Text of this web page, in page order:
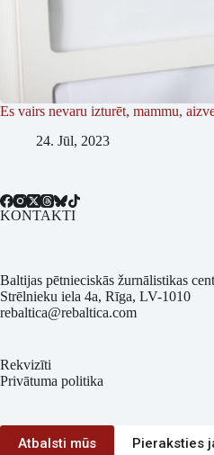
Es vairs nevaru izturēt, mammu,
24. Jūl, 2023
KONTAKTI
Baltijas pētnieciskās žurnālistikas
Strēlnieku iela 4a, Rīga, LV-1010
rebaltica@rebaltica.com
Rekvizīti
Privātuma politika
Atbalsti mūs Pieraksties